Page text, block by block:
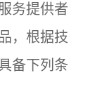
务提供者
，根据技
备下列条